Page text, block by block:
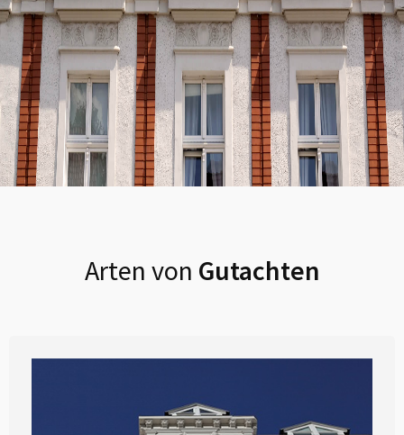
Arten von Gutachten